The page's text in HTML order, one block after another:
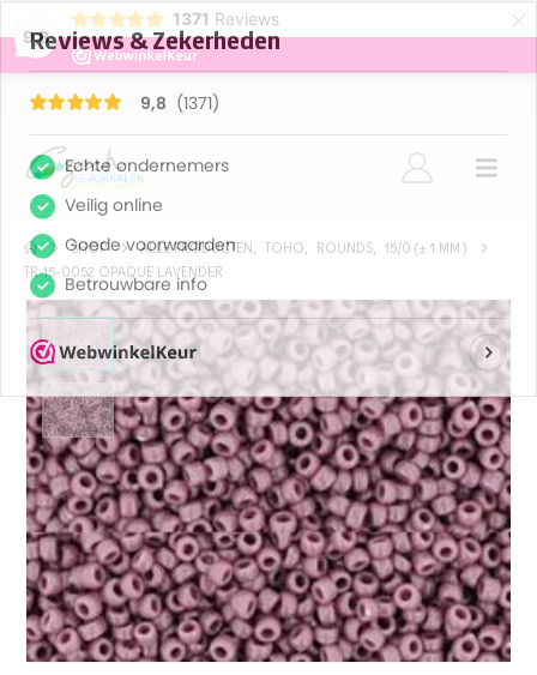
9,8
1371 Reviews ×
SHOP ALLE PRODUCTEN TOHO ROUNDS
15/0 (± 1 MM.)
TR-15-0052 OPAQUE LAVENDER